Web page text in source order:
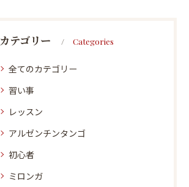
カテゴリー Categories
全てのカテゴリー
習い事
レッスン
アルゼンチンタンゴ
初心者
ミロンガ